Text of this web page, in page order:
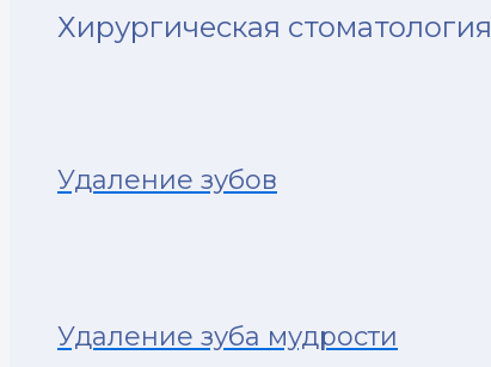
Хирургическая стоматология
Удаление зубов
Удаление зуба мудрости